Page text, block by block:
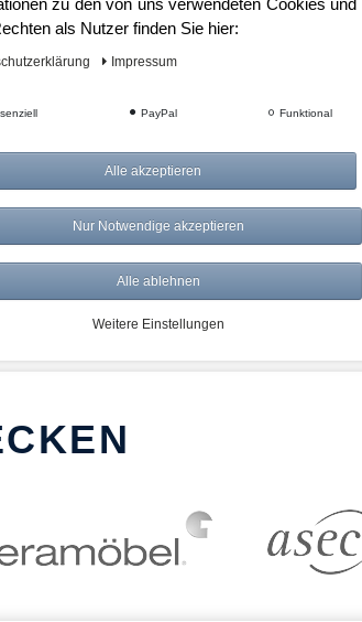
14 Tage Rückgabe
20.000 Artikel
als Nutzer finden Sie hier:
Impressum
PayPal Funktional
Alle akzeptieren
Nur Notwendige akzeptieren
Alle ablehnen
Weitere Einstellungen